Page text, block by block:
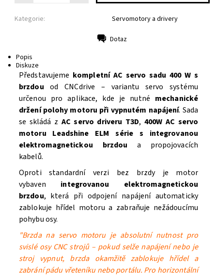
Kategorie: Servomotory a drivery
Dotaz
Popis
Diskuze
Představujeme kompletní AC servo sadu 400 W s
brzdou od CNCdrive – variantu servo systému
určenou pro aplikace, kde je nutné mechanické
držení polohy motoru při vypnutém napájení. Sada
se skládá z AC servo driveru T3D, 400W AC servo
motoru Leadshine ELM série s integrovanou
elektromagnetickou brzdou a propojovacích
kabelů.
Oproti standardní verzi bez brzdy je motor
vybaven integrovanou elektromagnetickou
brzdou, která při odpojení napájení automaticky
zablokuje hřídel motoru a zabraňuje nežádoucímu
pohybu osy.
"Brzda na servo motoru je absolutní nutnost pro
svislé osy CNC strojů – pokud selže napájení nebo je
stroj vypnut, brzda okamžitě zablokuje hřídel a
zabrání pádu vřeteníku nebo portálu. Pro horizontální